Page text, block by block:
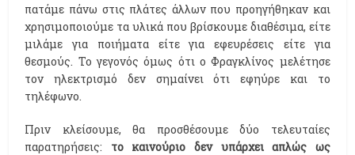
πατάμε πάνω στις πλάτες άλλων που προηγήθηκαν και
χρησιμοποιούμε τα υλικά που βρίσκουμε διαθέσιμα, είτε
μιλάμε για ποιήματα είτε για εφευρέσεις είτε για
θεσμούς. Το γεγονός όμως ότι ο Φραγκλίνος μελέτησε
τον ηλεκτρισμό δεν σημαίνει ότι εφηύρε και το
τηλέφωνο.
Πριν κλείσουμε, θα προσθέσουμε δύο τελευταίες
παρατηρήσεις: το καινούριο δεν υπάρχει απλώς ως